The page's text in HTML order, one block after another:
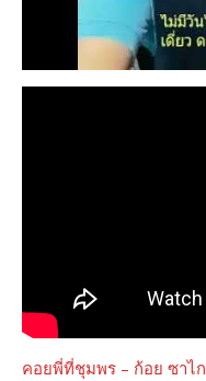
คอยพี่ที่ชุมพร – ก้อย ซาไก